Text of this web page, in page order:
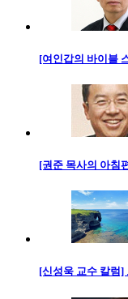
[여인갑의 바이블
[권준 목사의 아침
[신성욱 교수 칼럼]